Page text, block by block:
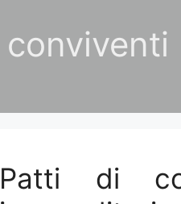
conviventi
Patti di